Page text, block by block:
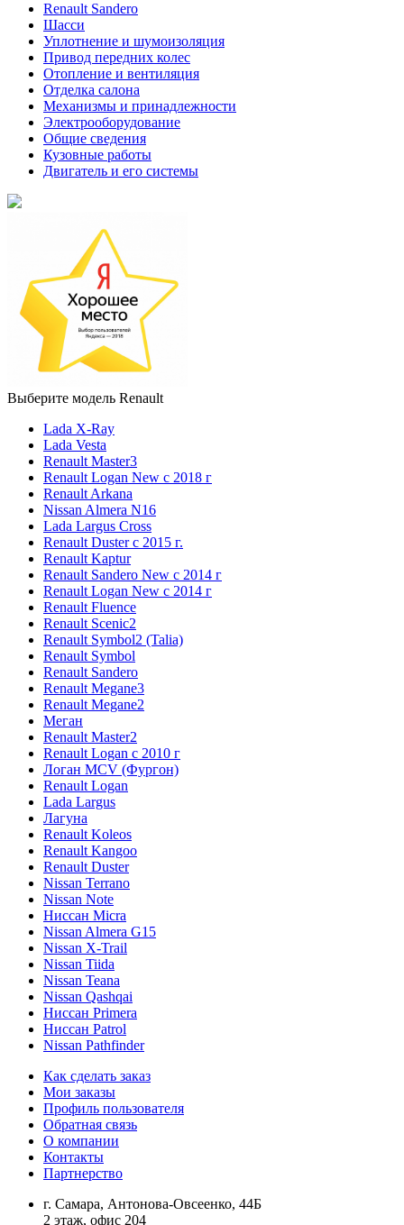
Renault Sandero
Шасси
Уплотнение и шумоизоляция
Привод передних колес
Отопление и вентиляция
Отделка салона
Механизмы и принадлежности
Электрооборудование
Общие сведения
Кузовные работы
Двигатель и его системы
Выберите модель Renault
Lada X-Ray
Lada Vesta
Renault Master3
Renault Logan New с 2018 г
Renault Arkana
Nissan Almera N16
Lada Largus Cross
Renault Duster с 2015 г.
Renault Kaptur
Renault Sandero New с 2014 г
Renault Logan New с 2014 г
Renault Fluence
Renault Scenic2
Renault Symbol2 (Talia)
Renault Symbol
Renault Sandero
Renault Megane3
Renault Megane2
Меган
Renault Master2
Renault Logan c 2010 г
Логан МСV (Фургон)
Renault Logan
Lada Largus
Лагуна
Renault Koleos
Renault Kangoo
Renault Duster
Nissan Terrano
Nissan Note
Ниссан Micra
Nissan Almera G15
Nissan X-Trail
Nissan Tiida
Nissan Teana
Nissan Qashqai
Ниссан Primera
Ниссан Patrol
Nissan Pathfinder
Как сделать заказ
Мои заказы
Профиль пользователя
Обратная связь
О компании
Контакты
Партнерство
г. Самара, Антонова-Овсеенко, 44Б
2 этаж, офис 204